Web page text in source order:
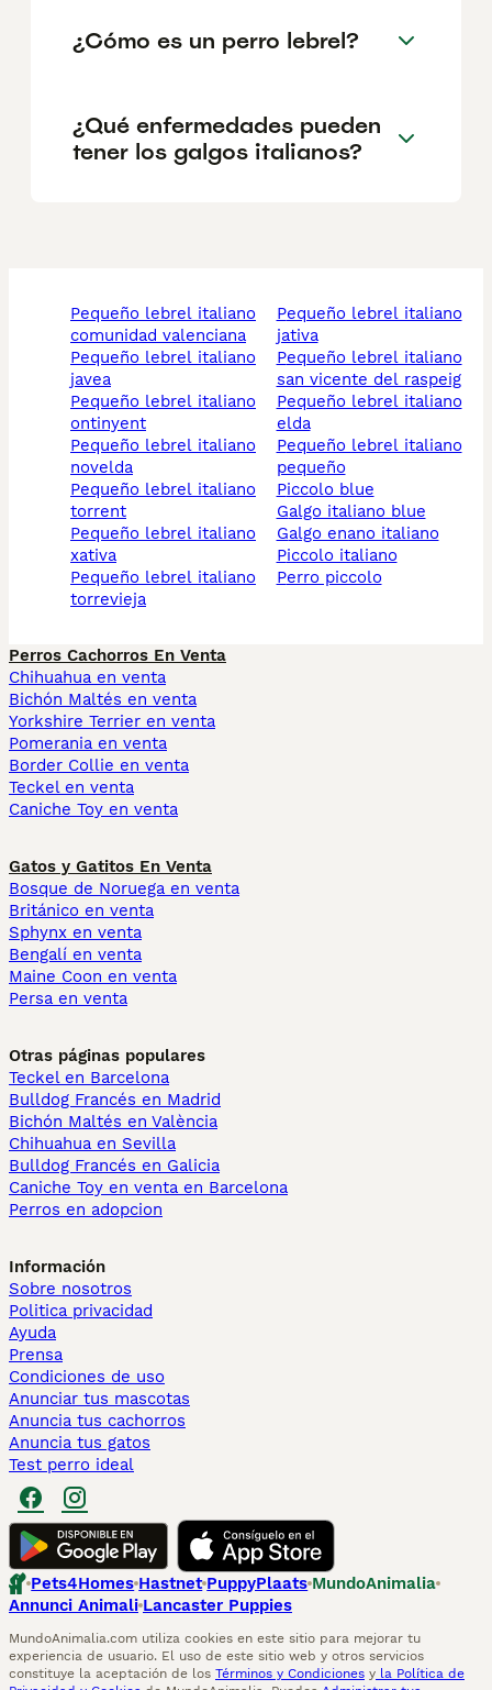
¿Cómo es un perro lebrel?
¿Qué enfermedades pueden
tener los galgos italianos?
pequeño lebrel italiano
comunidad valenciana
pequeño lebrel italiano
javea
pequeño lebrel italiano
ontinyent
pequeño lebrel italiano
novelda
pequeño lebrel italiano
torrent
pequeño lebrel italiano
xativa
pequeño lebrel italiano
torrevieja
pequeño lebrel italiano
jativa
pequeño lebrel italiano
san vicente del raspeig
pequeño lebrel italiano
elda
pequeño lebrel italiano
pequeño
piccolo blue
galgo italiano blue
galgo enano italiano
piccolo italiano
perro piccolo
Perros Cachorros En Venta
Chihuahua en venta
Bichón Maltés en venta
Yorkshire Terrier en venta
Pomerania en venta
Border Collie en venta
Teckel en venta
Caniche Toy en venta
Gatos y Gatitos En Venta
Bosque de Noruega en venta
Británico en venta
Sphynx en venta
Bengalí en venta
Maine Coon en venta
Persa en venta
Otras páginas populares
Teckel en Barcelona
Bulldog Francés en Madrid
Bichón Maltés en València
Chihuahua en Sevilla
Bulldog Francés en Galicia
Caniche Toy en venta en Barcelona
Perros en adopcion
Información
Sobre nosotros
Politica privacidad
Ayuda
Prensa
Condiciones de uso
Anunciar tus mascotas
Anuncia tus cachorros
Anuncia tus gatos
Test perro ideal
Pets4Homes Hastnet PuppyPlaats MundoAnimalia
Annunci Animali Lancaster Puppies
MundoAnimalia.com utiliza cookies en este sitio para mejorar tu
experiencia de usuario. El uso de este sitio web y otros servicios
constituye la aceptación de los Términos y Condiciones y la Política de